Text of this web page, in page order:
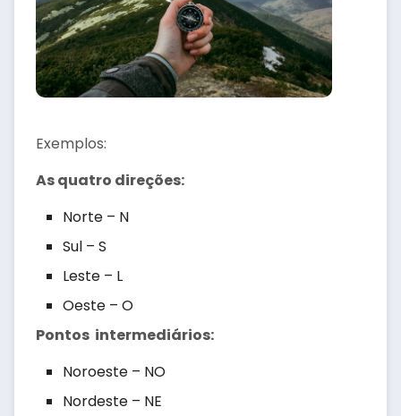
Exemplos:
As quatro direções:
Norte – N
Sul – S
Leste – L
Oeste – O
Pontos intermediários:
Noroeste – NO
Nordeste – NE